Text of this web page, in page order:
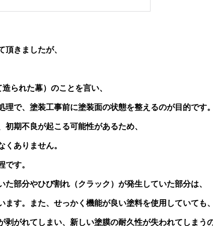
きましたが、
られた幕）のことを言い、
で、塗装工事前に塗装面の状態を整えるのが目的です。
期不良が起こる可能性があるため、
ありません。
す。
部分やひび割れ（クラック）が発生していた部分は、
す。また、せっかく機能が良い塗料を使用していても、
がれてしまい、新しい塗膜の耐久性が失われてしまうの